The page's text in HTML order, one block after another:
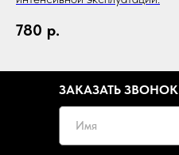
780 р.
ЗАКАЗАТЬ ЗВОНОК